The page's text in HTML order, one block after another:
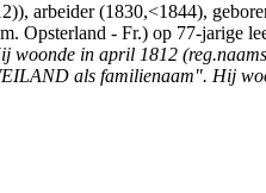
arbeider (1830,<1844),
Opsterland - Fr.) op 77-jarige
woonde in april 1812
als familienaam". Hij